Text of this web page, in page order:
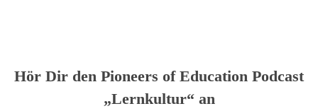
Hör Dir den Pioneers of Education Podcast
„Lernkultur“ an